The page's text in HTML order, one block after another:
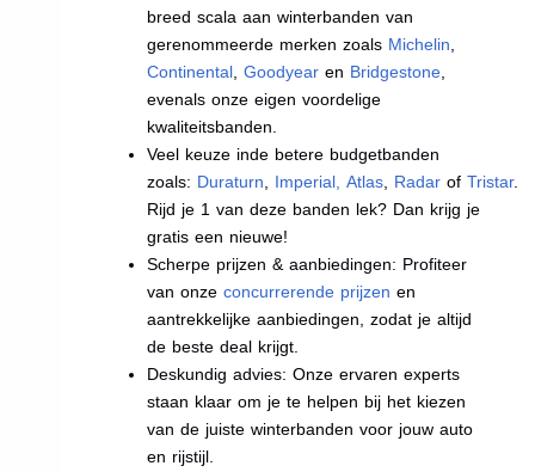
breed scala aan winterbanden van
gerenommeerde merken zoals Michelin
Continental ,Goodyear en Bridgestone
evenals onze eigen voordelige
kwaliteitsbanden.
Veel keuze inde betere budgetbanden
zoals: Duraturn Imperial Atlas Radar ofTristar.
Rijd je 1 van deze banden lek? Dan krijg je
gratis een nieuwe!
Scherpe prijzen & aanbiedingen: Profiteer
van onzeconcurrerende prijzen en
aantrekkelijke aanbiedingen, zodat je altijd
de beste deal krijgt.
Deskundig advies: Onze ervaren experts
staan klaar om je te helpen bij het kiezen
van de juiste winterbanden voor jouw auto
en rijstijl.